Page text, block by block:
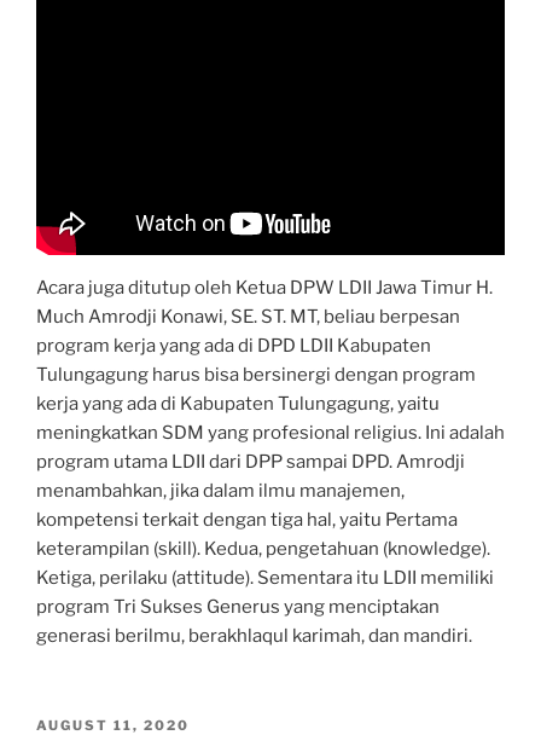
Acara juga ditutup oleh Ketua DPW LDII Jawa Timur H.
Much Amrodji Konawi, SE. ST. MT, beliau berpesan
program kerja yang ada di DPD LDII Kabupaten
Tulungagung harus bisa bersinergi dengan program
kerja yang ada di Kabupaten Tulungagung, yaitu
meningkatkan SDM yang profesional religius. Ini adalah
program utama LDII dari DPP sampai DPD. Amrodji
menambahkan, jika dalam ilmu manajemen,
kompetensi terkait dengan tiga hal, yaitu Pertama
keterampilan (skill). Kedua, pengetahuan (knowledge).
Ketiga, perilaku (attitude). Sementara itu LDII memiliki
program Tri Sukses Generus yang menciptakan
generasi berilmu, berakhlaqul karimah, dan mandiri.
POSTED
AUGUST 11, 2020